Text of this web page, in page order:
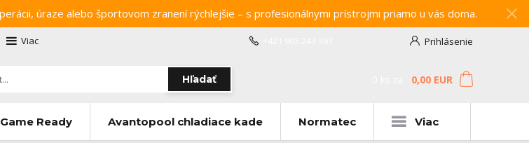
úraze alebo športovom zranení rýchlejšie – s profesionálnymi prístrojmi priamo u vás doma.
Viac Prihlásenie
Hľadať 0,00 EUR
Game Ready Avantopool chladiace kade Normatec Viac